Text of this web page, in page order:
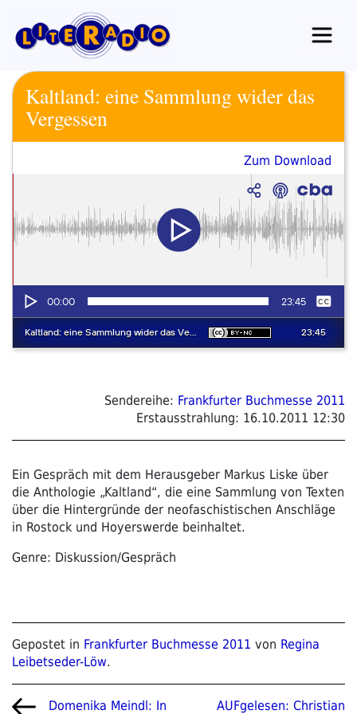
Inhalt
springen
Kaltland: eine Sammlung wider das
Vergessen
Zum Download
Sendereihe: Frankfurter Buchmesse 2011
Erstausstrahlung: 16.10.2011 12:30
Ein Gespräch mit dem Herausgeber Markus Liske über
die Anthologie „Kaltland“, die eine Sammlung von Texten
über die Hintergründe der neofaschistischen Anschläge
in Rostock und Hoyerswerde beinhaltet.
Genre: Diskussion/Gespräch
Gepostet in Frankfurter Buchmesse 2011 von Regina
Leibetseder-Löw.
Beitragsnavigation
VorherigerDomenika Meindl: In Nächster
AUFgelesen: Christian